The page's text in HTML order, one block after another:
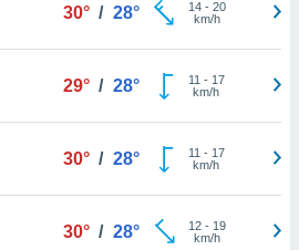
30° / 28° 14- 20
km/h
29° / 28° 11 - 17
km/h
30° / 28° 11 - 17
km/h
30° / 28° 12- 19
km/h